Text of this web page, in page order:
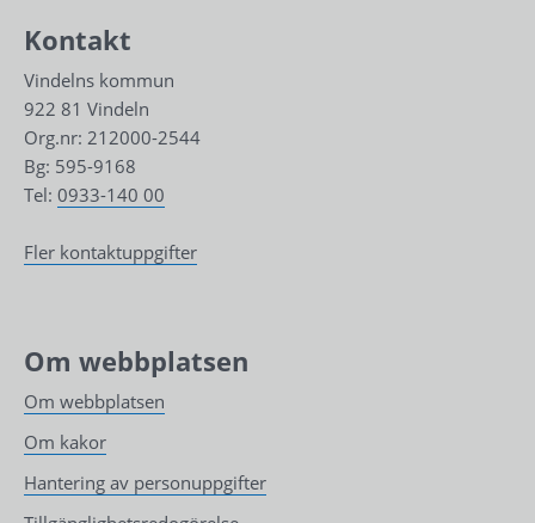
Kontakt
Vindelns kommun
922 81 Vindeln
Org.nr: 212000-2544
Bg: 595-9168
Tel: 0933-140 00
Fler kontaktuppgifter
Om webbplatsen
Om webbplatsen
Om kakor
Hantering av personuppgifter